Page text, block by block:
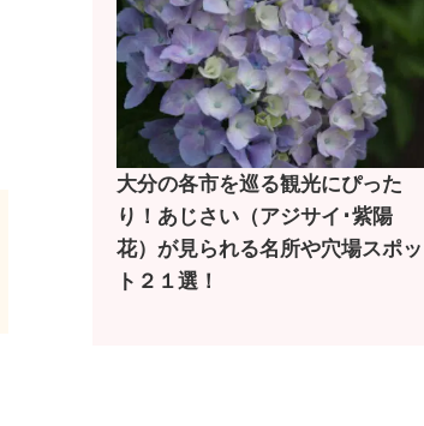
大分の各市を巡る観光にぴった
り！あじさい（アジサイ･紫陽
花）が見られる名所や穴場スポッ
ト２１選！